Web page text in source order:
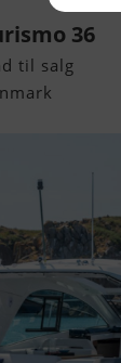
36
til salg